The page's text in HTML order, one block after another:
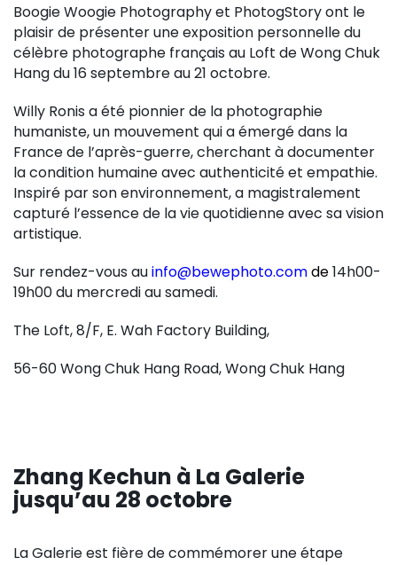
Boogie Woogie Photography et PhotogStory ont le
plaisir de présenter une exposition personnelle du
célèbre photographe français au Loft de Wong Chuk
Hang du 16 septembre au 21 octobre.
Willy Ronis a été pionnier de la photographie
humaniste, un mouvement qui a émergé dans la
France de l’après-guerre, cherchant à documenter
la condition humaine avec authenticité et empathie.
Inspiré par son environnement, a magistralement
capturé l’essence de la vie quotidienne avec sa vision
artistique.
Sur rendez-vous auinfo@bewephoto.comde14h00-
19h00 du mercredi au samedi.
The Loft, 8/F, E. Wah Factory Building,
56-60 Wong Chuk Hang Road, Wong Chuk Hang
Zhang Kechun à La Galerie
jusqu’au 28 octobre
La Galerie est fière de commémorer une étape